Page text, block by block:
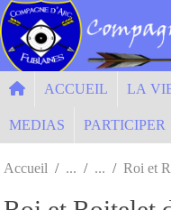
ACCUEIL LA
MEDIAS PARTICIPER
Accueil Roi et
Panneau de gestion des cookies